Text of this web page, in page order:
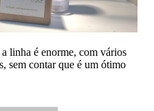
linha é enorme, com vários
sem contar que é um ótimo